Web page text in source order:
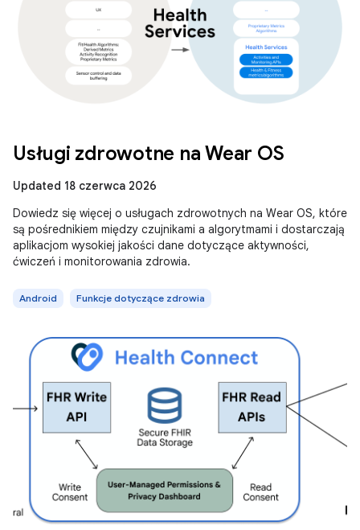
Usługi zdrowotne na Wear OS
Updated 18 czerwca 2026
Dowiedz się więcej o usługach zdrowotnych na Wear OS, które
są pośrednikiem między czujnikami a algorytmami i dostarczają
aplikacjom wysokiej jakości dane dotyczące aktywności,
ćwiczeń i monitorowania zdrowia.
Android Funkcje dotyczące zdrowia